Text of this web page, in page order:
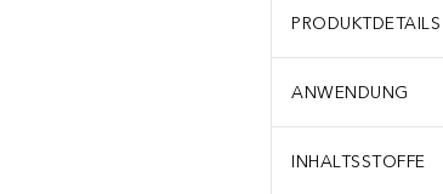
PRODUKTDETAILS
ANWENDUNG
INHALTSSTOFFE